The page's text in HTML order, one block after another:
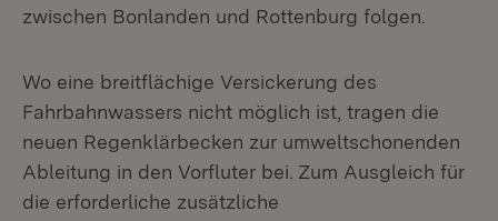
zwischen Bonlanden und Rottenburg folgen.
Wo eine breitflächige Versickerung des
Fahrbahnwassers nicht möglich ist, tragen die
neuen Regenklärbecken zur umweltschonenden
Ableitung in den Vorfluter bei. Zum Ausgleich für
die erforderliche zusätzliche